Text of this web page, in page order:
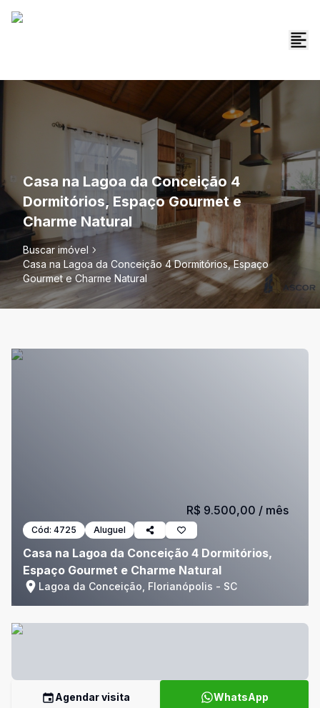
Casa na Lagoa da Conceição 4
Dormitórios, Espaço Gourmet e
Charme Natural
Buscar imóvel
Casa na Lagoa da Conceição 4 Dormitórios, Espaço
Gourmet e Charme Natural
Cód: 4725 Aluguel
Casa na Lagoa da Conceição 4 Dormitórios,
Espaço Gourmet e Charme Natural
Lagoa da Conceição, Florianópolis - SC
R$ 9.500,00 / mês
Agendar visita WhatsApp